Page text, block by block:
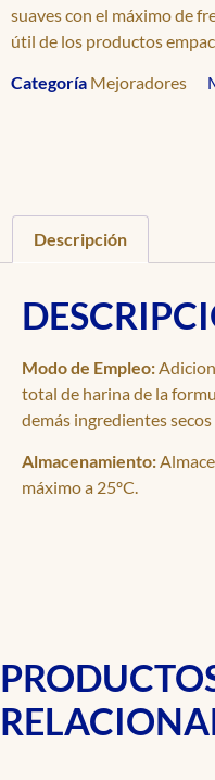
suaves con el máximo de
útil de los productos
Categoría Mejoradores
Descripción
Modo de Empleo:
total de harina de la
demás ingredientes
Almacenamiento:
máximo a 25ºC.